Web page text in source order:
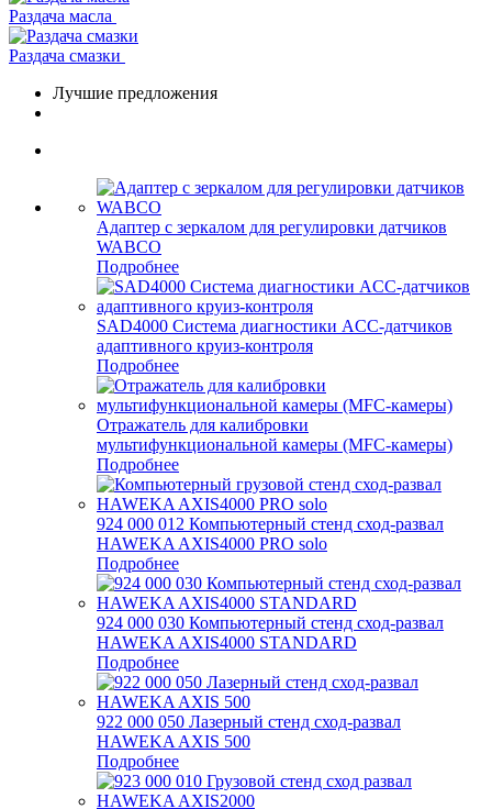
Раздача масла
Раздача смазки
Лучшие предложения
Адаптер с зеркалом для регулировки датчиков
WABCO
Подробнее
SAD4000 Система диагностики ACC-датчиков
адаптивного круиз-контроля
Подробнее
Отражатель для калибровки
мультифункциональной камеры (MFC-камеры)
Подробнее
924 000 012 Компьютерный стенд сход-развал
HAWEKA AXIS4000 PRO solo
Подробнее
924 000 030 Компьютерный стенд сход-развал
HAWEKA AXIS4000 STANDARD
Подробнее
922 000 050 Лазерный стенд сход-развал
HAWEKA AXIS 500
Подробнее